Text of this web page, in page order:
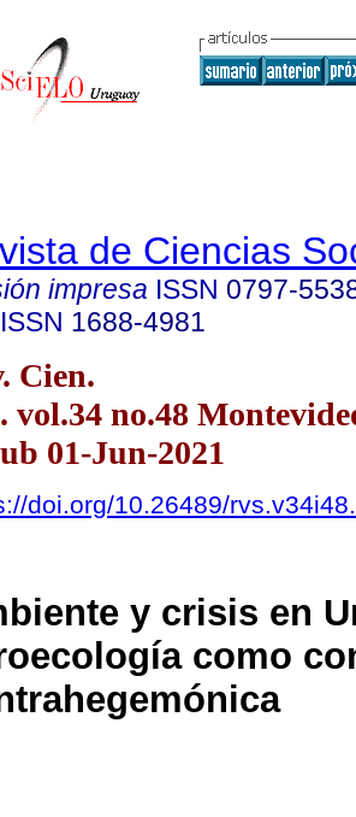
de Ciencias
impresa ISSN 0797-
ISSN 1688-4981
Cien.
vol.34 no.48
01-Jun-2021
doi.org/10.26489/
y crisis en
como